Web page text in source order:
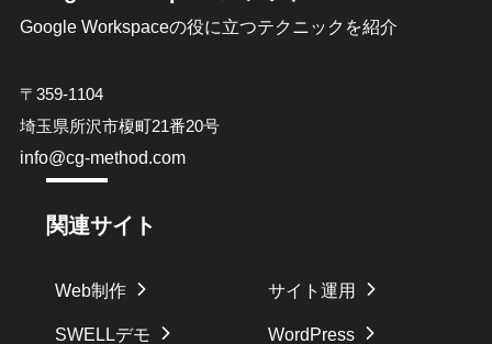
Google Workspaceの役に立つテクニックを紹介
〒359-1104
埼玉県所沢市榎町21番20号
info@cg-method.com
関連サイト
Web制作 サイト運用
SWELLデモ WordPress